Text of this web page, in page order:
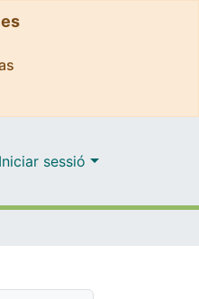
Iniciar sessió